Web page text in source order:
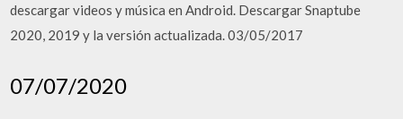
descargar videos y música en Android. Descargar Snaptube
2020, 2019 y la versión actualizada. 03/05/2017
07/07/2020